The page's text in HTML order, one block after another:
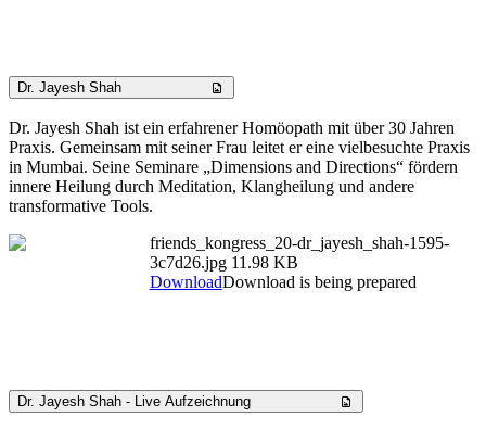
Dr. Jayesh Shah
Dr. Jayesh Shah ist ein erfahrener Homöopath mit über 30 Jahren
Praxis. Gemeinsam mit seiner Frau leitet er eine vielbesuchte Praxis
in Mumbai. Seine Seminare „Dimensions and Directions“ fördern
innere Heilung durch Meditation, Klangheilung und andere
transformative Tools.
friends_kongress_20-dr_jayesh_shah-1595-
3c7d26.jpg 11.98 KB
DownloadDownload is being prepared
Dr. Jayesh Shah - Live Aufzeichnung